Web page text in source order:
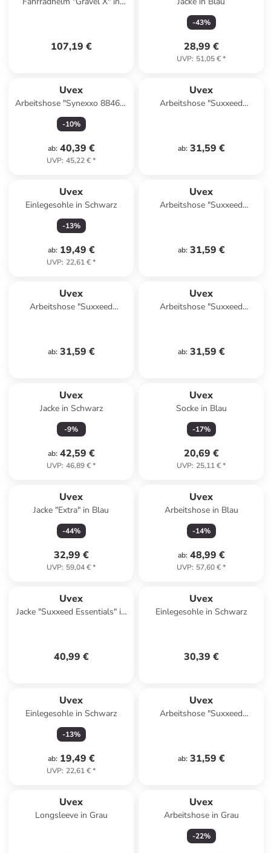
107,19 €
-43%
28,99 €
UVP: 51,05 €*
Uvex
Arbeitshose "Synexxo 88465"
in Schwarz
-10%
ab: 40,39 €
UVP: 45,22 €*
Uvex
Arbeitshose "Suxxeed
ab: 31,59 €
Uvex
Einlegesohle in Schwarz
-13%
ab: 19,49 €
UVP: 22,61 €*
Uvex
Arbeitshose "Suxxeed
ab: 31,59 €
Uvex
Arbeitshose "Suxxeed
ab: 31,59 €
Uvex
Arbeitshose "Suxxeed
ab: 31,59 €
Uvex
Jacke in Schwarz
-9%
ab: 42,59 €
UVP: 46,89 €*
Uvex
Socke in Blau
-17%
20,69 €
UVP: 25,11 €*
Uvex
Jacke "Extra" in Blau
-44%
32,99 €
UVP: 59,04 €*
Uvex
Arbeitshose in Blau
-14%
ab: 48,99 €
UVP: 57,60 €*
Uvex
Jacke "Suxxeed Essentials" in
40,99 €
Uvex
Einlegesohle in Schwarz
30,39 €
Uvex
Einlegesohle in Schwarz
-13%
ab: 19,49 €
UVP: 22,61 €*
Uvex
Arbeitshose "Suxxeed
ab: 31,59 €
Uvex
Longsleeve in Grau
Uvex
Arbeitshose in Grau
-22%